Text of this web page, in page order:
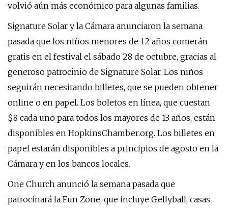
volvió aún más económico para algunas familias.
Signature Solar y la Cámara anunciaron la semana
pasada que los niños menores de 12 años comerán
gratis en el festival el sábado 28 de octubre, gracias al
generoso patrocinio de Signature Solar. Los niños
seguirán necesitando billetes, que se pueden obtener
online o en papel. Los boletos en línea, que cuestan
$8 cada uno para todos los mayores de 13 años, están
disponibles en HopkinsChamber.org. Los billetes en
papel estarán disponibles a principios de agosto en la
Cámara y en los bancos locales.
One Church anunció la semana pasada que
patrocinará la Fun Zone, que incluye Gellyball, casas